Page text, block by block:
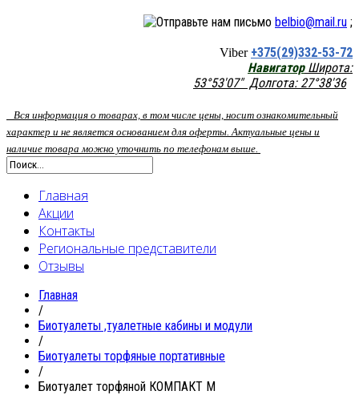
belbio@mail.ru ;
Viber +375(29)332-53-72
НавигаторШирота:
53°53'07" Долгота: 27°38'36
Вся информация о товарах, в том числе цены, носит ознакомительный
характер и не является основанием для оферты. Актуальные цены и
наличие товара можно уточнить по телефонам выше.
Главная
Акции
Контакты
Региональные представители
Отзывы
Главная
/
Биотуалеты ,туалетные кабины и модули
/
Биотуалеты торфяные портативные
/
Биотуалет торфяной КОМПАКТ М